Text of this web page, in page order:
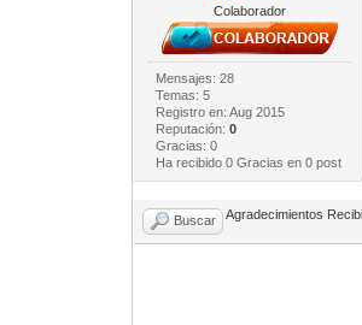
Colaborador
Mensajes: 28
Temas: 5
Registro en: Aug 2015
Reputación: 0
Gracias: 0
Ha recibido 0 Gracias en 0 post
Buscar Agradecimientos